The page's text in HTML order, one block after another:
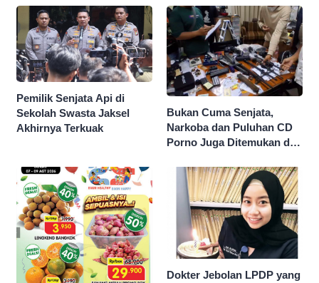
Pemilik Senjata Api di
Sekolah Swasta Jaksel
Akhirnya Terkuak
Bukan Cuma Senjata,
Narkoba dan Puluhan CD
Porno Juga Ditemukan di
Dokter Jebolan LPDP yang